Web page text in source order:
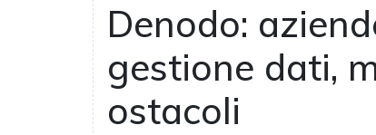
Denodo:
gestione dati,
ostacoli